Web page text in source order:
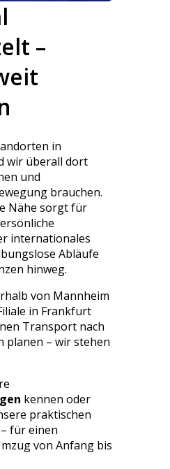
–
in
wir überall dort
und
brauchen.
Nähe sorgt für
internationales
Abläufe
hinweg.
von Mannheim
in Frankfurt
Transport nach
planen – wir stehen
kennen oder
praktischen
für einen
von Anfang bis